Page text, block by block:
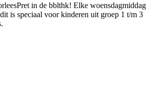
in de bblthk! Elke woensdagmiddag
is speciaal voor kinderen uit groep 1 t/m 3